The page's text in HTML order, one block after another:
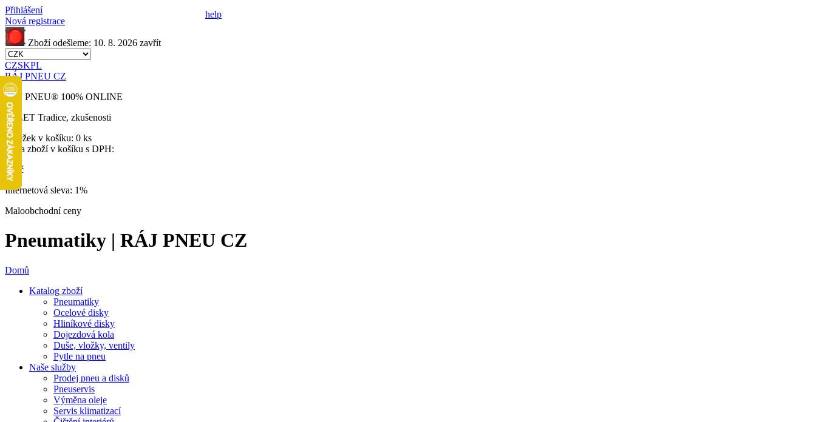
Přihlášení
Nová registrace
Zboží odešleme: 10. 8. 2026 zavřít
CZSKPL
RÁJ PNEU CZ
RÁJ PNEU® 100% ONLINE
32 LET Tradice, zkušenosti
Položek v košíku: 0 ks
Cena zboží v košíku s DPH:
0 Kč
Internetová sleva: 1%
Maloobchodní ceny
Pneumatiky | RÁJ PNEU CZ
Domů
Katalog zboží
Pneumatiky
Ocelové disky
Hliníkové disky
Dojezdová kola
Duše, vložky, ventily
Pytle na pneu
Naše služby
Prodej pneu a disků
Pneuservis
Výměna oleje
Servis klimatizací
help